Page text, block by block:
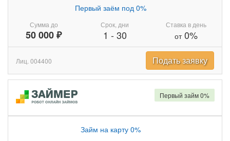
Сумма до
50 000 ₽
Первый заём под 0%
Срок, дни
1 - 30
Ставка в день
от0%
Лиц. 004400 Подать заявку
Займ на карту 0%
Первый займ 0%